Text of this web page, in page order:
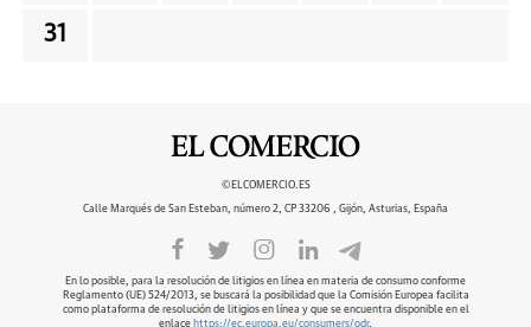
31
©ELCOMERCIO.ES
Calle Marqués de San Esteban, número 2, CP 33206 , Gijón, Asturias, España
En lo posible, para la resolución de litigios en línea en materia de consumo conforme
Reglamento (UE) 524/2013, se buscará la posibilidad que la Comisión Europea facilita
como plataforma de resolución de litigios en línea y que se encuentra disponible en el
enlace https://ec.europa.eu/consumers/odr.